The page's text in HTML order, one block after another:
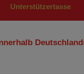
Unterstützertasse